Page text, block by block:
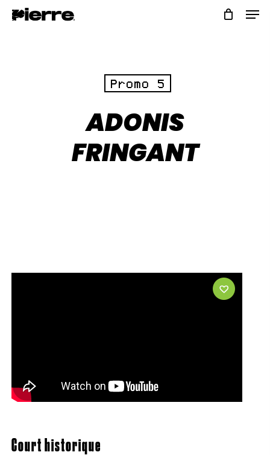
Skip
Promo 5
ADONIS
FRINGANT
Court historique